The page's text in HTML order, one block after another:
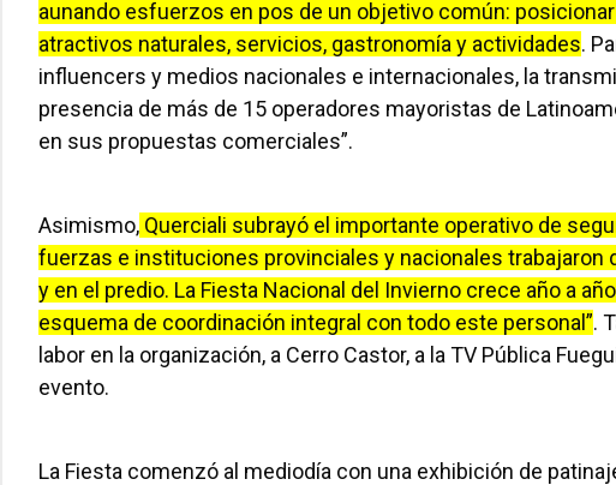
aunando esfuerzos en pos de un objetivo común:
atractivos naturales, servicios, gastronomía y actividades.
influencers y medios nacionales e internacionales, la
presencia de más de 15 operadores mayoristas de
en sus propuestas comerciales”.
Asimismo, Querciali subrayó el importante operativo de
fuerzas e instituciones provinciales y nacionales trabajaron
y en el predio. La Fiesta Nacional del Invierno crece año a
esquema de coordinación integral con todo este personal”.
labor en la organización, a Cerro Castor, a la TV Pública
evento.
La Fiesta comenzó al mediodía con una exhibición de